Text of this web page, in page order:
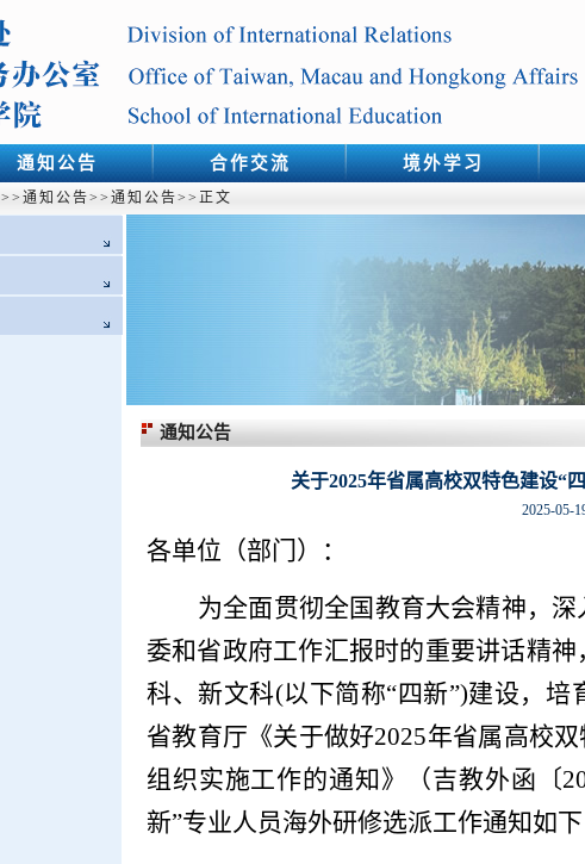
通知公告 合作交流 境外学习
>> 通知公告>> 通知公告>> 正文
通知公告
关于2025年省属高校双特色建设“
2025-05-
各单位（部门）：
为全面贯彻全国教育大会精神，
委和省政府工作汇报时的重要讲话精
科、新文科(以下简称“四新”)建设，
省教育厅《关于做好2025年省属高校
组织实施工作的通知》（吉教外函〔
新”专业人员海外研修选派工作通知如下